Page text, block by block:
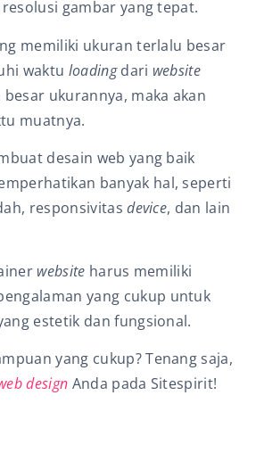
gambar yang tepat.
memiliki ukuran terlalu besar
waktu loadingdari website
ukurannya, maka akan
muatnya.
desain web yang baik
banyak hal, seperti
responsivitasdevice, dan lain
website harus memiliki
yang cukup untuk
estetik dan fungsional.
yang cukup? Tenang saja,
design Anda pada Sitespirit!